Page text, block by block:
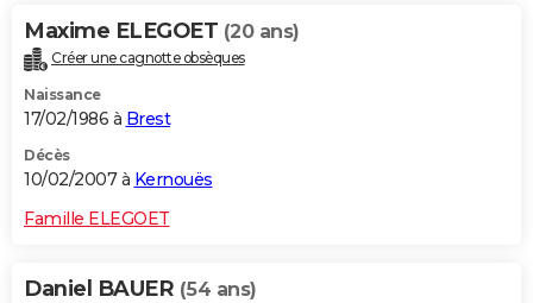
Maxime ELEGOET (20 ans)
Créer une cagnotte obsèques
Naissance
17/02/1986 à Brest
Décès
10/02/2007 à Kernouës
Famille ELEGOET
Daniel BAUER (54 ans)